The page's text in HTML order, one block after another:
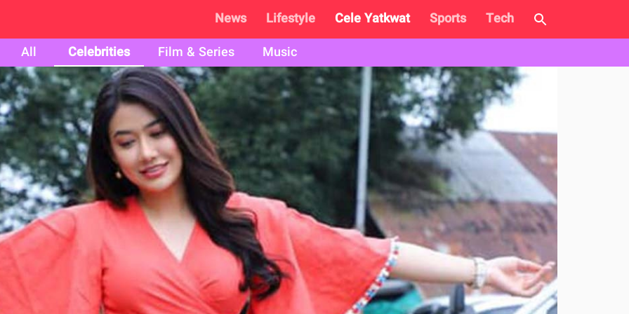
News Lifestyle Cele Yatkwat Sports
Tech
All
Celebrities Film & Series Music